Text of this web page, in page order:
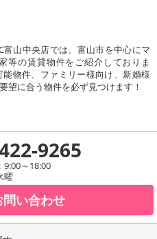
山中央店では、富山市を中心にマ
等の賃貸物件をご紹介しておりま
物件、ファミリー様向け、新婚様
望に合う物件を必ず見つけます！
9265
9:00～18:00
曜
問い合わせ